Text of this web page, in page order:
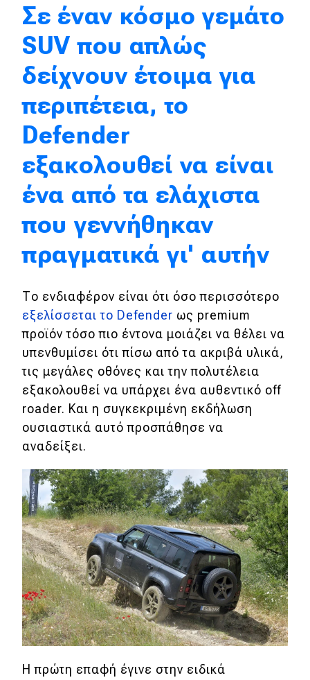
Formula 1
WRC
Motorsport
Eco
Νέα
Τεχνολογία
Mobility
Σταθμοί φόρτισης
Νέα
Παρουσιάσεις
DRIVE Away
MOTO
Μεταχειρισμένο
Οδηγός αγοράς
Συμβουλές
Χρηστικά
Συμβουλές
ΚΤΕΟ
Οδική βοήθεια
Σε έναν κόσμο γεμάτο
SUV που απλώς
δείχνουν έτοιμα για
περιπέτεια, το
Defender
εξακολουθεί να είναι
ένα από τα ελάχιστα
που γεννήθηκαν
πραγματικά γι' αυτήν
Το ενδιαφέρον είναι ότι όσο περισσότερο
εξελίσσεται το Defender ως premium
προϊόν τόσο πιο έντονα μοιάζει να θέλει να
υπενθυμίσει ότι πίσω από τα ακριβά υλικά,
τις μεγάλες οθόνες και την πολυτέλεια
εξακολουθεί να υπάρχει ένα αυθεντικό off
roader. Και η συγκεκριμένη εκδήλωση
ουσιαστικά αυτό προσπάθησε να
αναδείξει.
Η πρώτη επαφή έγινε στην ειδικά